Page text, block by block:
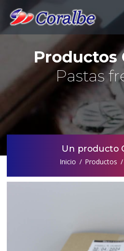
Productos
Pastas
Un producto
Inicio Productos